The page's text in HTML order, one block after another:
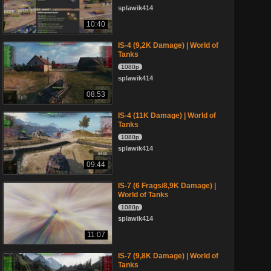
10:40
splawik414
08:53
IS-4 (9,2K Damage) | World of
Tanks
1080p
splawik414
09:44
IS-4 (11K Damage) | World of
Tanks
1080p
splawik414
11:07
IS-7 (6 Frags/8,9K Damage) |
World of Tanks
1080p
splawik414
IS-7 (9,8K Damage) | World of
Tanks